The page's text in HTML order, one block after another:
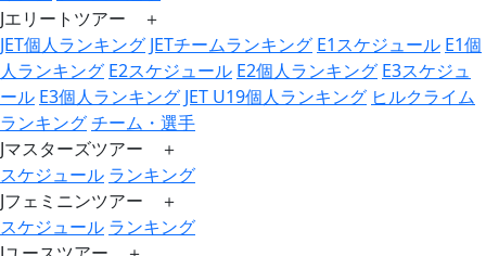
Jエリートツアー ＋
JET個人ランキング JETチームランキング E1スケジュール E1個
人ランキング E2スケジュール E2個人ランキング E3スケジュ
ール E3個人ランキング JET U19個人ランキング ヒルクライム
ランキングチーム・選手
Jマスターズツアー ＋
スケジュール ランキング
Jフェミニンツアー ＋
スケジュール ランキング